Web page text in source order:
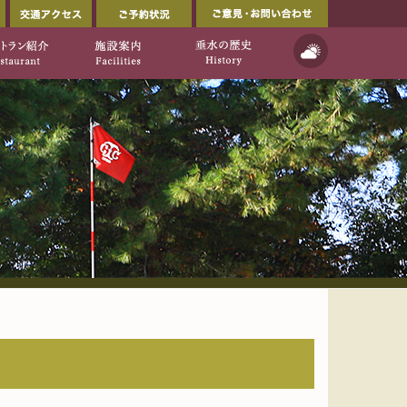
倶楽部公式ウェブサイト」
ト]
ご利用について レストラン紹介 施設案内